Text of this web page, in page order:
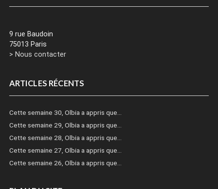
9 rue Baudoin
75013 Paris
> Nous contacter
ARTICLES RÉCENTS
Cette semaine 30, Olbia a appris que…
Cette semaine 29, Olbia a appris que…
Cette semaine 28, Olbia a appris que…
Cette semaine 27, Olbia a appris que…
Cette semaine 26, Olbia a appris que…